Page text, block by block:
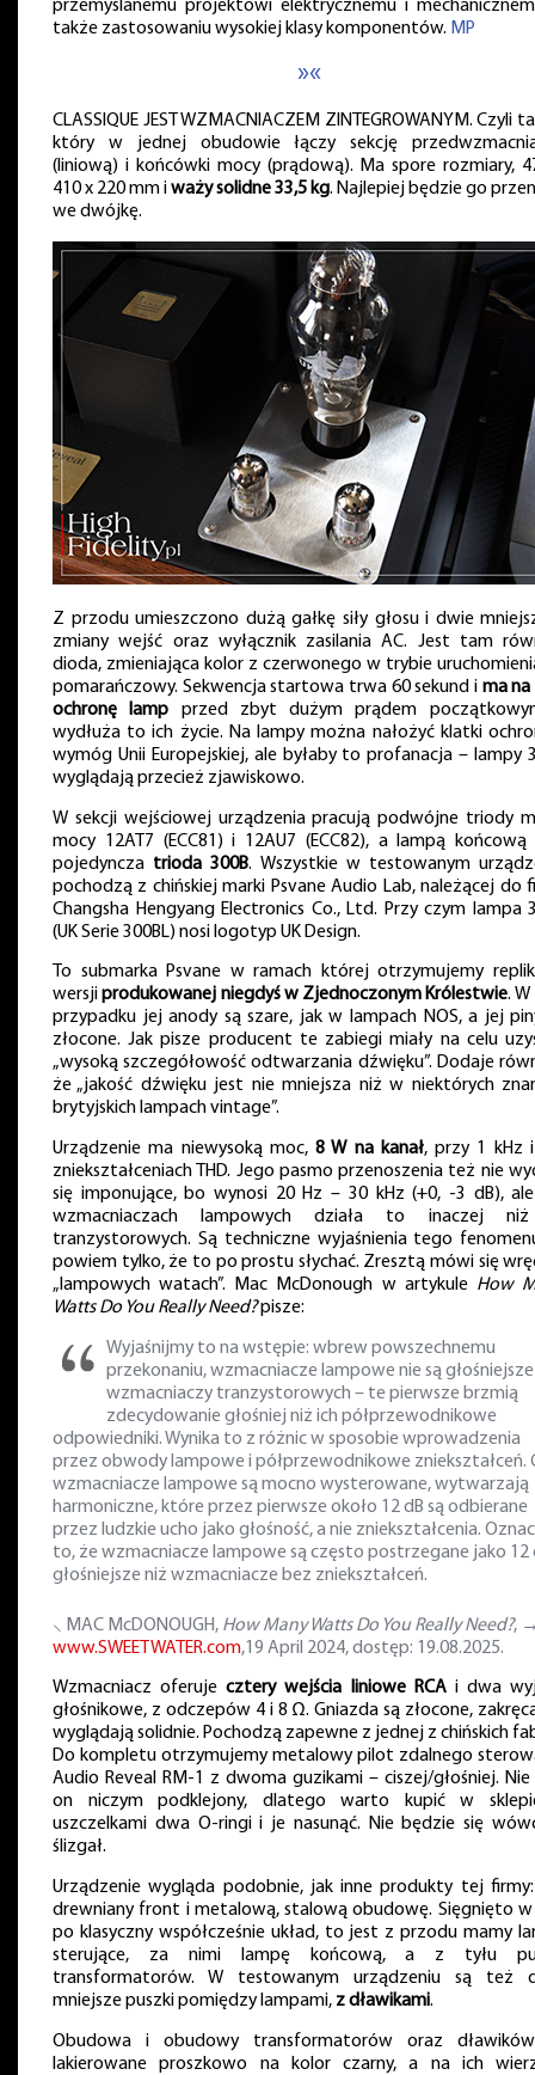
przemyślanemu projektowi elektrycznemu i
także zastosowaniu wysokiej klasy komponentów. MP
»«
CLASSIQUE JEST WZMACNIACZEM ZINTEGROWANYM. Czyli
który w jednej obudowie łączy sekcję
(liniową) i końcówki mocy (prądową). Ma spore rozmiary,
410 x 220 mm iważy solidne 33,5 kg. Najlepiej będzie go
we dwójkę.
Z przodu umieszczono dużą gałkę siły głosu i dwie
zmiany wejść oraz wyłącznik zasilania AC. Jest tam
dioda, zmieniająca kolor z czerwonego w trybie
pomarańczowy. Sekwencja startowa trwa 60 sekund i ma na
ochronę lamp przed zbyt dużym prądem
wydłuża to ich życie. Na lampy można nałożyć klatki
wymóg Unii Europejskiej, ale byłaby to profanacja – lampy
wyglądają przecież zjawiskowo.
W sekcji wejściowej urządzenia pracują podwójne triody
mocy 12AT7 (ECC81) i 12AU7 (ECC82), a lampą
pojedyncza trioda 300B. Wszystkie w testowanym
pochodzą z chińskiej marki Psvane Audio Lab, należącej do
Changsha Hengyang Electronics Co., Ltd. Przy czym lampa
(UK Serie 300BL) nosi logotyp UK Design.
To submarka Psvane w ramach której otrzymujemy
wersjiprodukowanej niegdyś w Zjednoczonym Królestwie.
przypadku jej anody są szare, jak w lampach NOS, a jej
złocone. Jak pisze producent te zabiegi miały na celu
„wysoką szczegółowość odtwarzania dźwięku”. Dodaje
że „jakość dźwięku jest nie mniejsza niż w niektórych
brytyjskich lampach vintage”.
Urządzenie ma niewysoką moc, 8 W na kanał, przy 1 kHz
zniekształceniach THD. Jego pasmo przenoszenia też nie
się imponujące, bo wynosi 20 Hz – 30 kHz (+0, -3 dB),
wzmacniaczach lampowych działa to inaczej
tranzystorowych. Są techniczne wyjaśnienia tego
powiem tylko, że to po prostu słychać. Zresztą mówi się
„lampowych watach”. Mac McDonough w artykule How
Watts Do You Really Need?pisze:
Wyjaśnijmy to na wstępie: wbrew powszechnemu
przekonaniu, wzmacniacze lampowe nie są
wzmacniaczy tranzystorowych – te pierwsze brzmią
zdecydowanie głośniej niż ich półprzewodnikowe
odpowiedniki. Wynika to z różnic w sposobie wprowadzenia
przez obwody lampowe i półprzewodnikowe zniekształceń.
wzmacniacze lampowe są mocno wysterowane, wytwarzają
harmoniczne, które przez pierwsze około 12 dB są odbierane
przez ludzkie ucho jako głośność, a nie zniekształcenia.
to, że wzmacniacze lampowe są często postrzegane jako 12
głośniejsze niż wzmacniacze bez zniekształceń.
⸜ MAC McDONOUGH, How Many Watts Do You Really Need?,
www.SWEETWATER.com,19 April 2024, dostęp: 19.08.2025.
Wzmacniacz oferujecztery wejścia liniowe RCAi dwa
głośnikowe, z odczepów 4 i 8 Ω. Gniazda są złocone,
wyglądają solidnie. Pochodzą zapewne z jednej z chińskich
Do kompletu otrzymujemy metalowy pilot zdalnego
Audio Reveal RM-1 z dwoma guzikami – ciszej/głośniej.
on niczym podklejony, dlatego warto kupić w
uszczelkami dwa O-ringi i je nasunąć. Nie będzie się
ślizgał.
Urządzenie wygląda podobnie, jak inne produkty tej
drewniany front i metalową, stalową obudowę. Sięgnięto w
po klasyczny współcześnie układ, to jest z przodu mamy
sterujące, za nimi lampę końcową, a z tyłu
transformatorów. W testowanym urządzeniu są też
mniejsze puszki pomiędzy lampami, z dławikami.
Obudowa i obudowy transformatorów oraz
lakierowane proszkowo na kolor czarny, a na ich